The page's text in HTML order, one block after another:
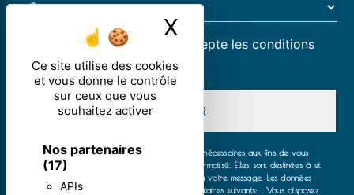
Ce site utilise des cookies
et vous donne le contrôle
sur ceux que vous
souhaitez activer
Nos partenaires
(17)
APIs
X Masquer le
En cochant cette case, j'accepte les conditions
particulières ci-dessous **
ENVOYER
** Les données personnelles communiquées sont nécessaires aux fins de vous
contacter et sont enregistrées dans un fichier informatisé. Elles sont destinées à et
ses sous-traitants dans le seul but de répondre à votre message. Les données
collectées seront communiquées aux seuls destinataires suivants: . Vous disposez